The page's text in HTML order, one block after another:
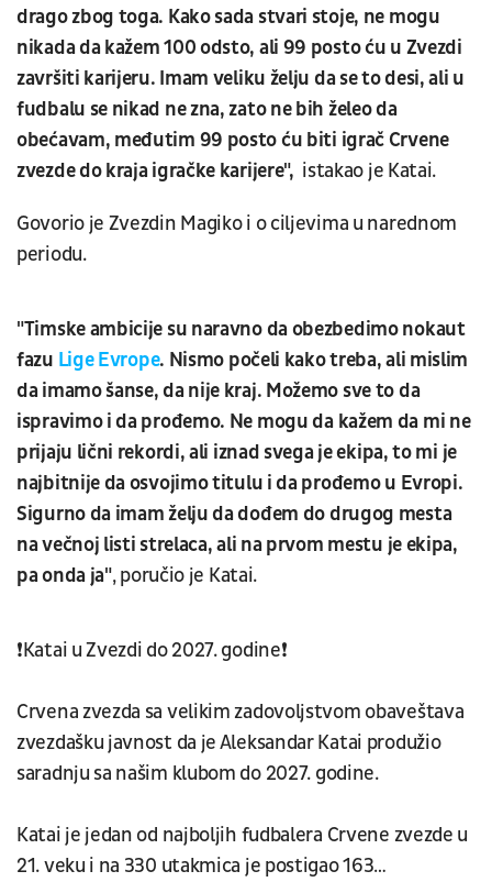
drago zbog toga. Kako sada stvari stoje, ne mogu
nikada da kažem 100 odsto, ali 99 posto ću u Zvezdi
završiti karijeru. Imam veliku želju da se to desi, ali u
fudbalu se nikad ne zna, zato ne bih želeo da
obećavam, međutim 99 posto ću biti igrač Crvene
zvezde do kraja igračke karijere", istakao je Katai.
Govorio je Zvezdin Magiko i o ciljevima u narednom
periodu.
"Timske ambicije su naravno da obezbedimo nokaut
fazu Lige Evrope. Nismo počeli kako treba, ali mislim
da imamo šanse, da nije kraj. Možemo sve to da
ispravimo i da prođemo. Ne mogu da kažem da mi ne
prijaju lični rekordi, ali iznad svega je ekipa, to mi je
najbitnije da osvojimo titulu i da prođemo u Evropi.
Sigurno da imam želju da dođem do drugog mesta
na večnoj listi strelaca, ali na prvom mestu je ekipa,
pa onda ja", poručio je Katai.
❗️Katai u Zvezdi do 2027. godine❗️
Crvena zvezda sa velikim zadovoljstvom obaveštava
zvezdašku javnost da je Aleksandar Katai produžio
saradnju sa našim klubom do 2027. godine.
Katai je jedan od najboljih fudbalera Crvene zvezde u
21. veku i na 330 utakmica je postigao 163…